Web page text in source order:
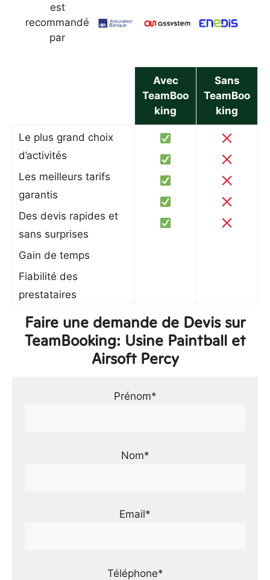
est
recommandé
par
Avec
TeamBoo
king
Sans
TeamBoo
king
Le plus grand choix
d’activités
Les meilleurs tarifs
garantis
Des devis rapides et
sans surprises
Gain de temps
Fiabilité des
prestataires
Faire une demande de Devis sur
TeamBooking: Usine Paintball et
Airsoft Percy
Prénom*
Nom*
Email*
Téléphone*